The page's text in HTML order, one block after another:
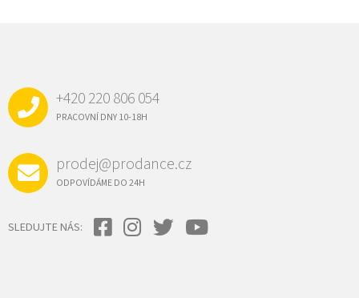
+420 220 806 054
PRACOVNÍ DNY 10-18H
prodej@prodance.cz
ODPOVÍDÁME DO 24H
SLEDUJTE NÁS: